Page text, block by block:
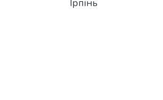
Ірпінь